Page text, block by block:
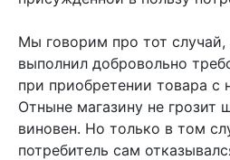
Мы говорим про тот случай,
выполнил добровольно
при приобретении товара с
Отныне магазину не грозит
виновен. Но только в том
потребитель сам